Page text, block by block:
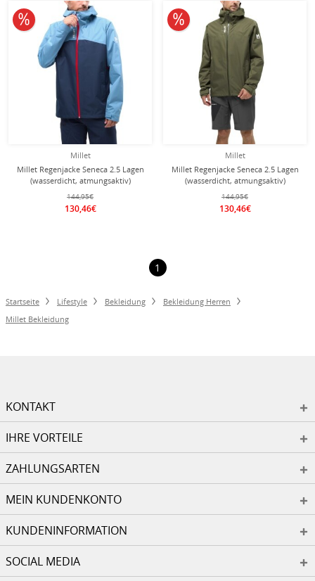
Millet
Millet Regenjacke Seneca 2.5 Lagen
(wasserdicht, atmungsaktiv)
dunkelblau/saphir Herren
144,95€
130,46€
10% reduziert
Millet
Millet Regenjacke Seneca 2.5 Lagen
(wasserdicht, atmungsaktiv)
dunkelgrün Herren
144,95€
130,46€
10% reduziert
1
Startseite Lifestyle Bekleidung
Bekleidung Herren
Millet Bekleidung
KONTAKT
IHRE VORTEILE
ZAHLUNGSARTEN
MEIN KUNDENKONTO
KUNDENINFORMATION
SOCIAL MEDIA